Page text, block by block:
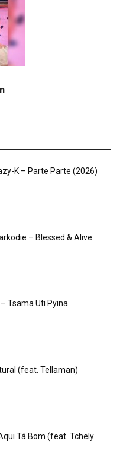
K – Parte Parte (2026)
– Blessed & Alive
Tsama Uti Pyina
(feat. Tellaman)
Tá Bom (feat. Tchely